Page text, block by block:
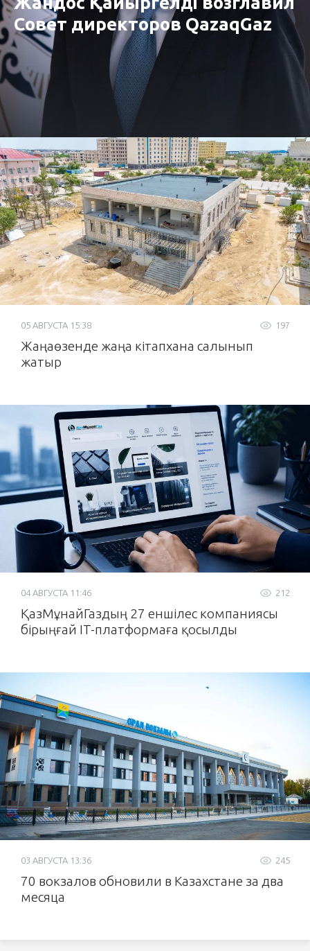
Совет директоров QazaqGaz
197
05 АВГУСТА 15:38
Жаңаөзенде жаңа кітапхана салынып
жатыр
212
04 АВГУСТА 11:46
ҚазМұнайГаздың 27 еншілес компаниясы
бірыңғай IT-платформаға қосылды
245
03 АВГУСТА 13:36
70 вокзалов обновили в Казахстане за два
месяца